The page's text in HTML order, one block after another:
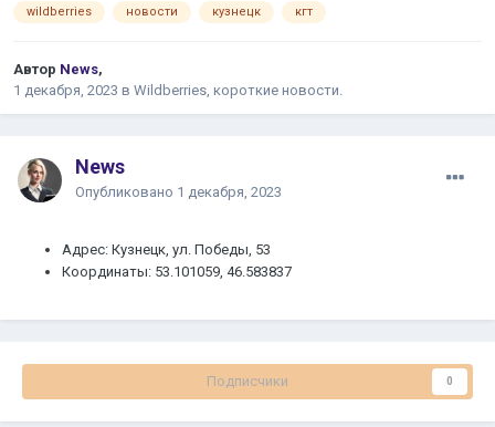
wildberries новости кузнецк кгт
Автор News,
1 декабря, 2023 в Wildberries, короткие новости.
News
Опубликовано 1 декабря, 2023
Адрес: Кузнецк, ул. Победы, 53
Координаты: 53.101059, 46.583837
Подписчики 0